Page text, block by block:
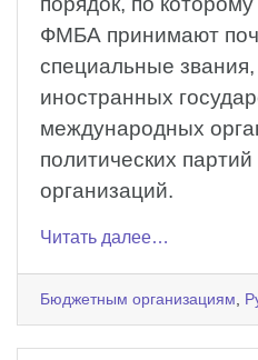
ФМБА принимают
специальные
иностранных
международных
политических партий
организаций.
Читать далее…
Бюджетным организациям,